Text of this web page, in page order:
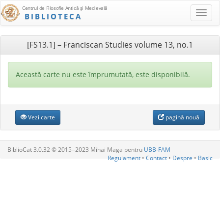
Centrul de Filosofie Antică şi Medievală
BIBLIOTECA
[FS13.1] – Franciscan Studies volume 13, no.1
Această carte nu este împrumutată, este disponibilă.
Vezi carte pagină nouă
BiblioCat 3.0.32 © 2015‒2023 Mihai Maga pentru UBB-FAM
Regulament • Contact • Despre • Basic